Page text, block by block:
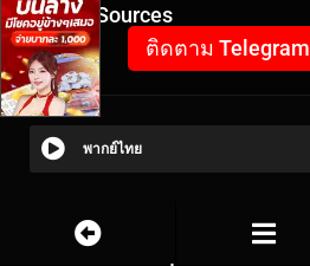
Video Sources
ติดตาม Telegram
พากย์ไทย